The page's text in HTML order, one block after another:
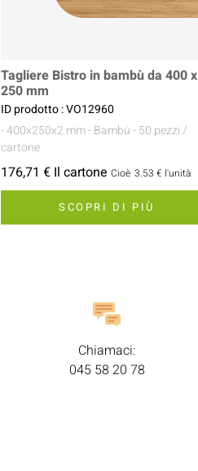
Tagliere Bistro in bambù da 400 x
250 mm
ID prodotto : VO12960
- 400x250x2 mm- Bambù- 50 pezzi /
cartone
176,71 € Il cartone Cioè 3.53 € l'unità
SCOPRI DI PIÙ
Chiamaci:
045 58 20 78